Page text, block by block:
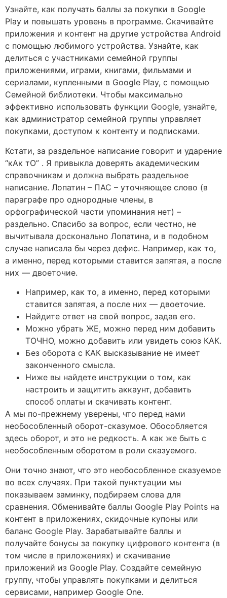
Узнайте, как получать баллы за покупки в Google
Play и повышать уровень в программе. Скачивайте
приложения и контент на другие устройства Android
с помощью любимого устройства. Узнайте, как
делиться с участниками семейной группы
приложениями, играми, книгами, фильмами и
сериалами, купленными в Google Play, с помощью
Семейной библиотеки. Чтобы максимально
эффективно использовать функции Google, узнайте,
как администратор семейной группы управляет
покупками, доступом к контенту и подписками.
Кстати, за раздельное написание говорит и ударение
“кАк тО” . Я привыкла доверять академическим
справочникам и должна выбрать раздельное
написание. Лопатин – ПАС – уточняющее слово (в
параграфе про однородные члены, в
орфографической части упоминания нет) –
раздельно. Спасибо за вопрос, если честно, не
вычитывала досконально Лопатина, и в подобном
случае написала бы через дефис. Например, как то,
а именно, перед которыми ставится запятая, а после
них — двоеточие.
Например, как то, а именно, перед которыми
ставится запятая, а после них — двоеточие.
Найдите ответ на свой вопрос, задав его.
Можно убрать ЖЕ, можно перед ним добавить
ТОЧНО, можно добавить или увидеть союз КАК.
Без оборота с КАК высказывание не имеет
законченного смысла.
Ниже вы найдете инструкции о том, как
настроить и защитить аккаунт, добавить
способ оплаты и скачивать контент.
А мы по-прежнему уверены, что перед нами
необособленный оборот-сказумое. Обособляется
здесь оборот, и это не редкость. А как же быть с
необособленным оборотом в роли сказуемого.
Они точно знают, что это необособленное сказуемое
во всех случаях. При такой пунктуации мы
показываем заминку, подбираем слова для
сравнения. Обменивайте баллы Google Play Points на
контент в приложениях, скидочные купоны или
баланс Google Play. Зарабатывайте баллы и
получайте бонусы за покупку цифрового контента (в
том числе в приложениях) и скачивание
приложений из Google Play. Создайте семейную
группу, чтобы управлять покупками и делиться
сервисами, например Google One.